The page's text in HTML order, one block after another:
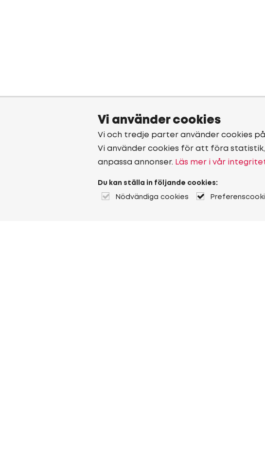
Vi använder cookies
Vi och tredje parter använder cookies
Vi använder cookies för att föra
anpassa annonser. Läs mer i vår
Du kan ställa in följande cookies:
Nödvändiga cookies